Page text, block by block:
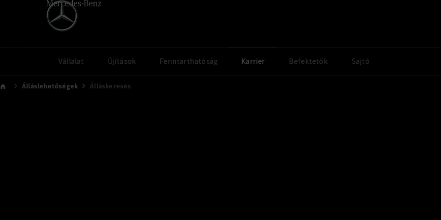
Vállalat Újítások Fenntarthatóság Karrier Befektetők Sajtó
Álláslehetőségek Álláskeresés